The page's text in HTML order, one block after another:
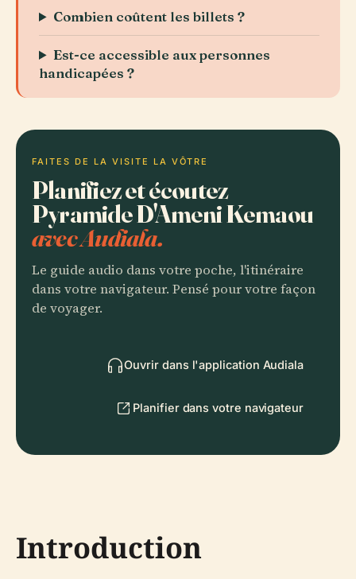
Combien coûtent les billets ?
Est-ce accessible aux personnes
handicapées ?
FAITES DE LA VISITE LA VÔTRE
Planifiez et écoutez
Pyramide D'Ameni Kemaou
avec Audiala.
Le guide audio dans votre poche, l'itinéraire
dans votre navigateur. Pensé pour votre façon
de voyager.
Ouvrir dans l'application Audiala
Planifier dans votre navigateur
Introduction